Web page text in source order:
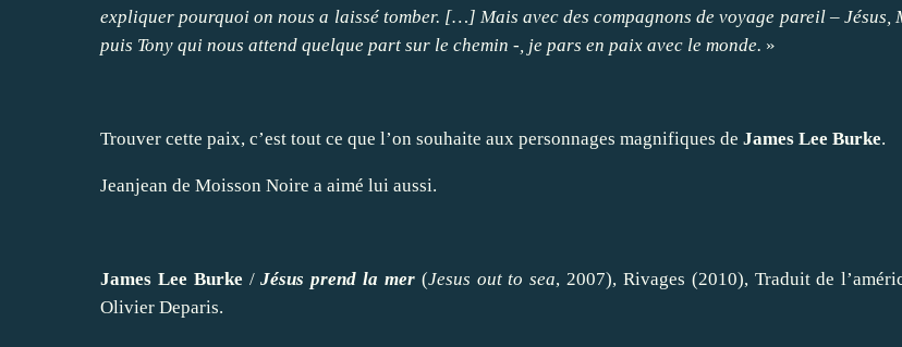
expliquer pourquoi on nous a laissé tomber. […] Mais avec des compagnons de voyage pareil – Jésus,
puis Tony qui nous attend quelque part sur le chemin -, je pars en paix avec le monde. »
Trouver cette paix, c’est tout ce que l’on souhaite aux personnages magnifiques de James Lee Burke.
Jeanjean de Moisson Noire a aimé lui aussi.
James Lee Burke /Jésus prend la mer (Jesus out to sea, 2007), Rivages (2010), Traduit de
Olivier Deparis.